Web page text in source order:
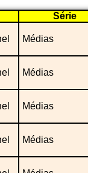
Série
Médias
Médias
Médias
Médias